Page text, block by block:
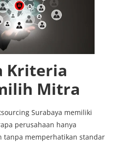
Kriteria
Mitra
Surabaya memiliki
perusahaan hanya
tanpa memperhatikan standar